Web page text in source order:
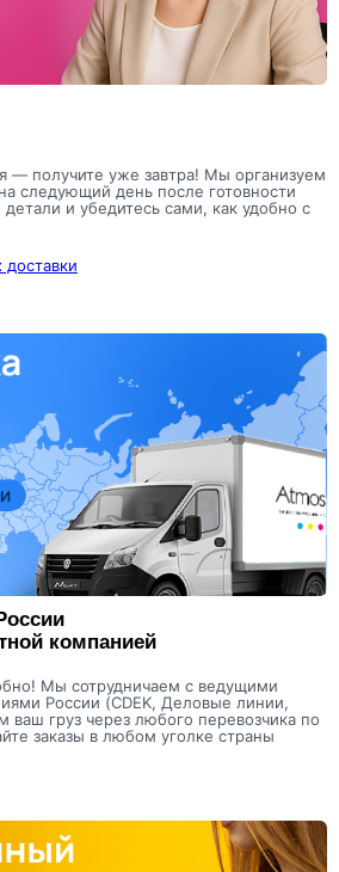
— получите уже завтра! Мы организуем
следующий день после готовности
и убедитесь сами, как удобно с
компанией
Мы сотрудничаем с ведущими
России (CDEK, Деловые линии,
ваш груз через любого перевозчика по
заказы в любом уголке страны